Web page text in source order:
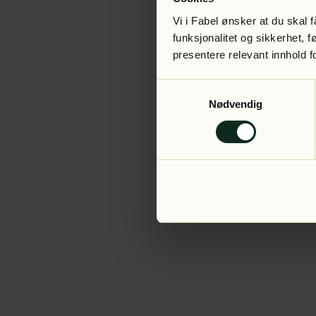
Vi i Fabel ønsker at du skal
funksjonalitet og sikkerhet,
presentere relevant innhold
Nødvendig
Application